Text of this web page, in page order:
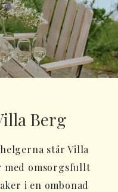
Berg
står Villa
med omsorgsfullt
i en ombonad